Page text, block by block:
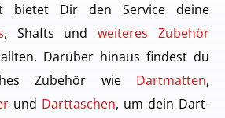
bietet Dir den Service deine
, Shafts undweiteres Zubehör
Darüber hinaus findest du
Zubehör wie Dartmatten,
und Darttaschen, um dein Dart-